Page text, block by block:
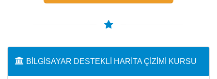
BILGISAYAR DESTEKLI HARITA ÇIZIMI KURSU